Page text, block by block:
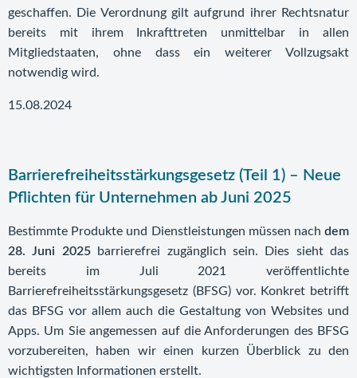
geschaffen. Die Verordnung gilt aufgrund ihrer Rechtsnatur
bereits mit ihrem Inkrafttreten unmittelbar in allen
Mitgliedstaaten, ohne dass ein weiterer Vollzugsakt
notwendig wird.
15.08.2024
Barrierefreiheitsstärkungsgesetz (Teil 1) – Neue
Pflichten für Unternehmen ab Juni 2025
Bestimmte Produkte und Dienstleistungen müssen nach dem
28. Juni 2025barrierefrei zugänglich sein. Dies sieht das
bereits im Juli 2021 veröffentlichte
Barrierefreiheitsstärkungsgesetz (BFSG) vor. Konkret betrifft
das BFSG vor allem auch die Gestaltung von Websites und
Apps. Um Sie angemessen auf die Anforderungen des BFSG
vorzubereiten, haben wir einen kurzen Überblick zu den
wichtigsten Informationen erstellt.